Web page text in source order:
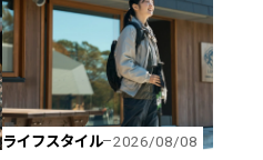
ライフスタイル 2026/08/08